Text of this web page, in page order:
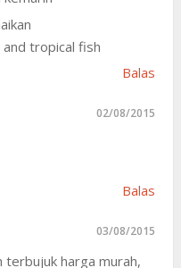
tropical fish
Balas
02/08/2015
Balas
03/08/2015
terbujuk harga murah,